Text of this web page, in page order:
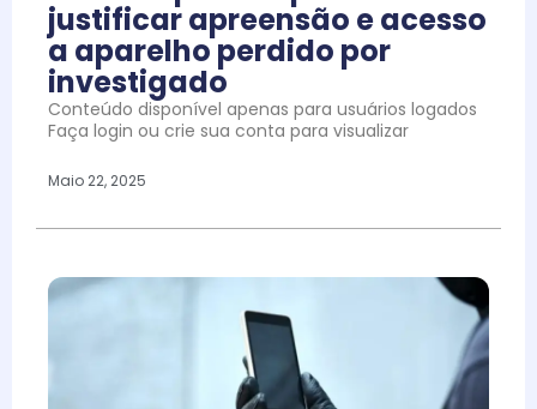
justificar apreensão e acesso
a aparelho perdido por
investigado
Conteúdo disponível apenas para usuários logados
Faça login ou crie sua conta para visualizar
Maio 22, 2025